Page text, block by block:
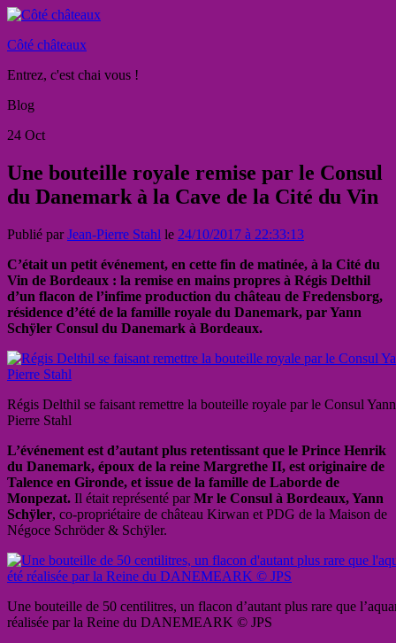
Côté châteaux
Entrez, c'est chai vous !
Blog
24 Oct
Une bouteille royale remise par le Consul
du Danemark à la Cave de la Cité du Vin
Publié parJean-Pierre Stahl le 24/10/2017 à 22:33:13
C’était un petit événement, en cette fin de matinée, à la Cité du
Vin de Bordeaux : la remise en mains propres à Régis Delthil
d’un flacon de l’infime production du château de Fredensborg,
résidence d’été de la famille royale du Danemark, par Yann
Schÿler Consul du Danemark à Bordeaux.
Régis Delthil se faisant remettre la bouteille royale par le Consul
Pierre Stahl
L’événement est d’autant plus retentissant que le Prince Henrik
du Danemark, époux de la reine Margrethe II, est originaire de
Talence en Gironde, et issue de la famille de Laborde de
Monpezat. Il était représenté parMr le Consul à Bordeaux, Yann
Schÿler, co-propriétaire de château Kirwan et PDG de la Maison de
Négoce Schröder & Schÿler.
Une bouteille de 50 centilitres, un flacon d’autant plus rare que
réalisée par la Reine du DANEMEARK © JPS